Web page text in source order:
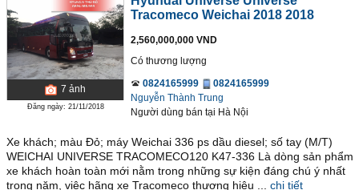
7 ảnh
Đăng ngày: 21/11/2018
Tracomeco Weichai 2018 2018
2,560,000,000 VND
Có thương lượng
0824165999
0824165999
Nguyễn Thành Trung
Người dùng bán tại Hà Nội
Xe khách; màu Đỏ; máy Weichai 336 ps dầu diesel; số tay (M/T)
WEICHAI UNIVERSE TRACOMECO120 K47-336 Là dòng sản phẩm
xe khách hoàn toàn mới nằm trong những sự kiện đáng chú ý nhất
trong năm, việc hãng xe Tracomeco thương hiệu ...
chi tiết